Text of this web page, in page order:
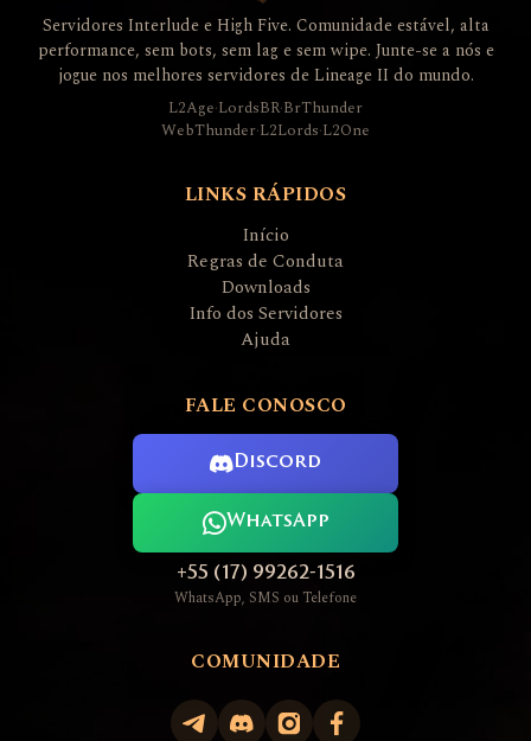
Servidores Interlude e High Five. Comunidade estável, alta
performance, sem bots, sem lag e sem wipe. Junte-se a nós e
jogue nos melhores servidores de Lineage II do mundo.
L2Age·LordsBR·BrThunder
WebThunder·L2Lords·L2One
LINKS RÁPIDOS
Início
Regras de Conduta
Downloads
Info dos Servidores
Ajuda
FALE CONOSCO
Discord
WhatsApp
+55 (17) 99262-1516
WhatsApp, SMS ou Telefone
COMUNIDADE